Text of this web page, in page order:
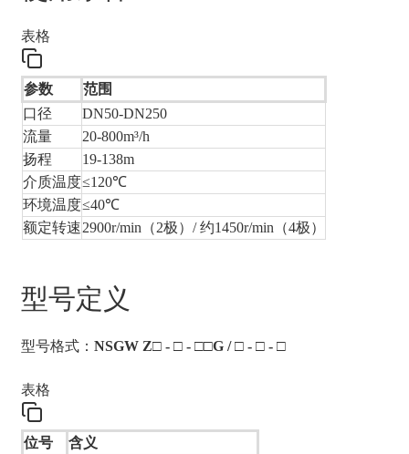
表格
参数
范围
口径
DN50-DN250
流量
20-800m³/h
扬程
19-138m
介质温度≤120℃
环境温度≤40℃
额定转速2900r/min（2极）/ 约1450r/min（4极）
型号定义
型号格式：NSGW Z□ - □ - □□G / □ - □ - □
表格
位号
含义